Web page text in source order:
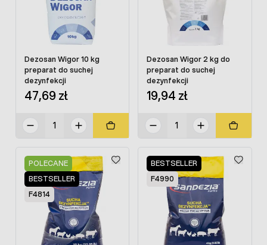
Dezosan Wigor 10 kg
preparat do suchej
dezynfekcji
47,69 zł
Dezosan Wigor 2 kg do
preparat do suchej
dezynfekcji
19,94 zł
POLECANE
BESTSELLER
F4814
BESTSELLER
F4990